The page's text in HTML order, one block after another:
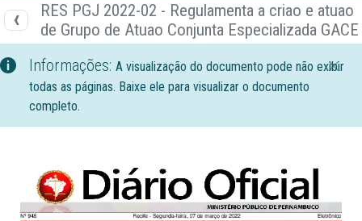
RES PGJ 2022-02 - Regulamenta a criao e atuao
de Grupo de Atuao Conjunta Especializada GACE
Informações: A visualização do documento pode não exibir
todas as páginas. Baixe ele para visualizar o documento
completo.